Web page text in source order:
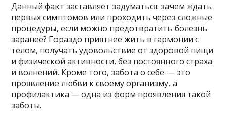
Данный факт заставляет задуматься: зачем ждать
первых симптомов или проходить через сложные
процедуры, если можно предотвратить болезнь
заранее? Гораздо приятнее жить в гармонии с
телом, получать удовольствие от здоровой пищи
и физической активности, без постоянного страха
и волнений. Кроме того, забота о себе — это
проявление любви к своему организму, а
профилактика — одна из форм проявления такой
заботы.